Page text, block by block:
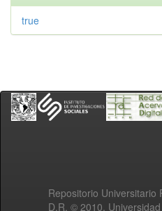
true
Repositorio Universitario
D.R. © 2010. Universidad